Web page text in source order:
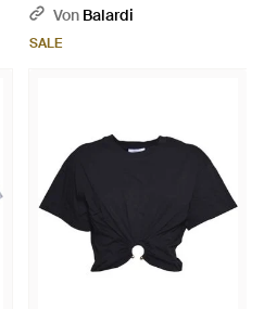
Von Balardi
SALE